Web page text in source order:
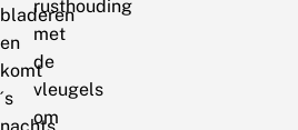
bladeren
en
komt
´s
rusthouding
met
de
vleugels
om